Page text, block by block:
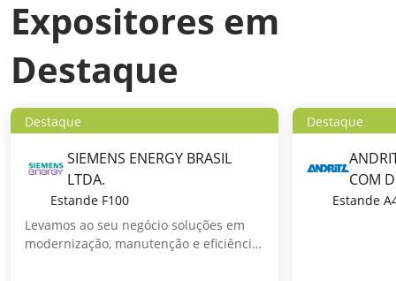
Expositores em
Destaque
Destaque
SIEMENS ENERGY BRASIL
LTDA.
Estande F100
Levamos ao seu negócio soluções em
modernização, manutenção e eficiência
Destaque
COM
Estande